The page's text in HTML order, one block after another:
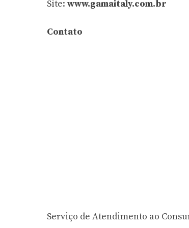
Site: www.gamaitaly.com.br
Contato
Serviço de Atendimento ao